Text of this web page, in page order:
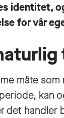
identitet,
for vår
måte
kan
det handler